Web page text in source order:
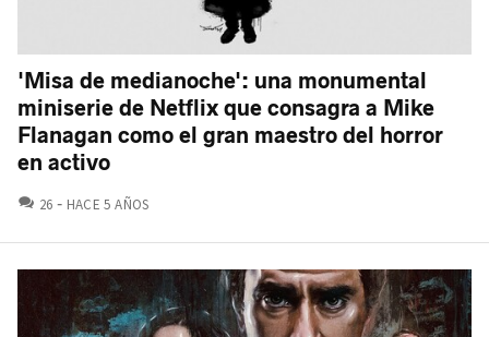
'Misa de medianoche': una monumental
miniserie de Netflix que consagra a Mike
Flanagan como el gran maestro del horror
en activo
26 COMENTARIOS
HACE 5 AÑOS